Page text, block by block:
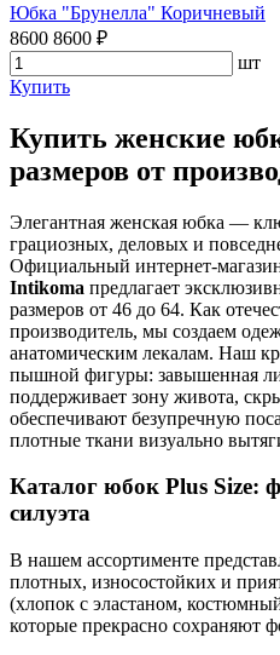
Юбка "Брунелла" Коричневый
8600 8600 ₽
шт
Купить
Купить женские
размеров от
Элегантная женская юбка —
грациозных, деловых и
Официальный интернет-
Intikoma предлагает
размеров от 46 до 64. Как
производитель, мы создаем
анатомическим лекалам. Наш
пышной фигуры: завышенная
поддерживает зону живота,
обеспечивают безупречную
плотные ткани визуально
Каталог юбок Plus Size:
силуэта
В нашем ассортименте
плотных, износостойких и
(хлопок с эластаном,
которые прекрасно сохраняют